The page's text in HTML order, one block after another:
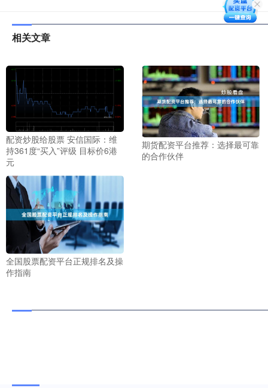
相关文章
配资炒股给股票 安信国际：维
持361度“买入”评级 目标价6港
元
期货配资平台推荐：选择最可靠
的合作伙伴
全国股票配资平台正规排名及操
作指南